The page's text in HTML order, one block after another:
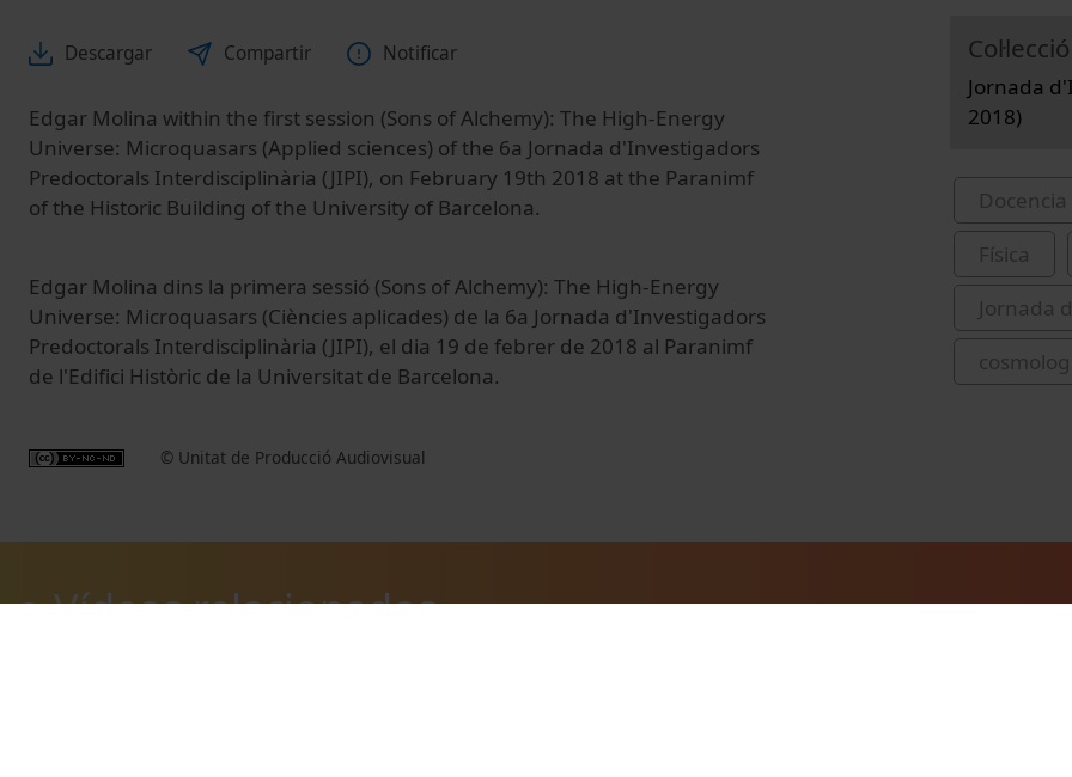
Descargar Compartir Notificar
Edgar Molina within the first session (Sons of Alchemy): The High-Energy
Universe: Microquasars (Applied sciences) of the 6a Jornada d'Investigadors
Predoctorals Interdisciplinària (JIPI), on February 19th 2018 at the Paranimf
of the Historic Building of the University of Barcelona.
Edgar Molina dins la primera sessió (Sons of Alchemy): The High-Energy
Universe: Microquasars (Ciències aplicades) de la 6a Jornada d'Investigadors
Predoctorals Interdisciplinària (JIPI), el dia 19 de febrer de 2018 al Paranimf
de l'Edifici Històric de la Universitat de Barcelona.
© Unitat de Producció Audiovisual
Col·lecció
Jornada
2018)
Física
Jornada
Vídeos relacionados